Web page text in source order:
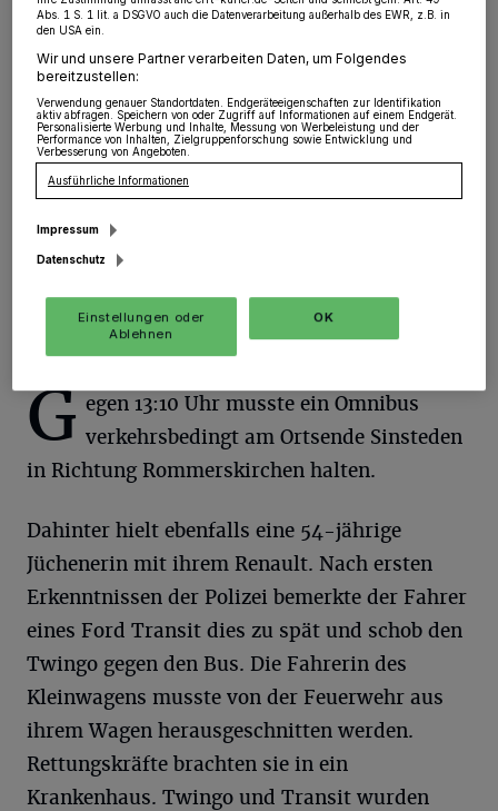
Sinsteden·Am Mittwochnachmittag forderte ein
Verkehrsunfall auf der Bundesstraße 59 eine
Schwerverletzte.
28.02.2019 , 08:31 Uhr Eine Minute Lesezeit
G egen 13:10 Uhr musste ein Omnibus
verkehrsbedingt am Ortsende Sinsteden
in Richtung Rommerskirchen halten.
Dahinter hielt ebenfalls eine 54-jährige
Jüchenerin mit ihrem Renault. Nach ersten
Erkenntnissen der Polizei bemerkte der Fahrer
eines Ford Transit dies zu spät und schob den
Twingo gegen den Bus. Die Fahrerin des
Kleinwagens musste von der Feuerwehr aus
ihrem Wagen herausgeschnitten werden.
Rettungskräfte brachten sie in ein
Krankenhaus. Twingo und Transit wurden
Abs. 1 S. 1 lit. a DSGVO auch die Datenverarbeitung außerhalb des EWR, z.B. in
den USA ein.
Wir und unsere Partner verarbeiten Daten, um Folgendes
bereitzustellen:
Verwendung genauer Standortdaten. Endgeräteeigenschaften zur Identifikation
aktiv abfragen. Speichern von oder Zugriff auf Informationen auf einem Endgerät.
Personalisierte Werbung und Inhalte, Messung von Werbeleistung und der
Performance von Inhalten, Zielgruppenforschung sowie Entwicklung und
Verbesserung von Angeboten.
Ausführliche Informationen
Impressum
Datenschutz
Einstellungen oder
Ablehnen
OK